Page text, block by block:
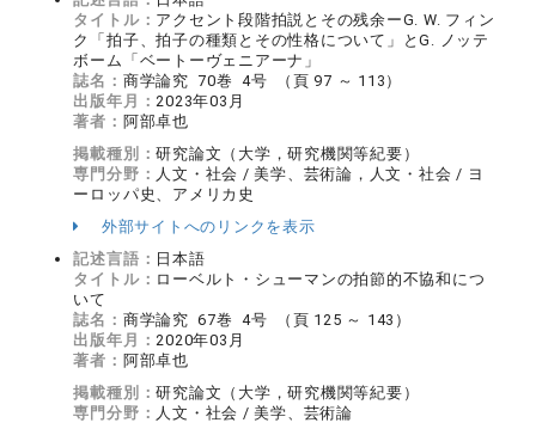
タイトル： アクセント段階拍説とその残余ーG. W. フィン
ク「拍子、拍子の種類とその性格について」とG. ノッテ
ボーム「ベートーヴェニアーナ」
誌名： 商学論究 70巻 4号 （頁 97 ～ 113）
出版年月：2023年03月
著者： 阿部卓也
掲載種別：研究論文（大学，研究機関等紀要）
専門分野： 人文・社会 / 美学、芸術論，人文・社会 / ヨ
ーロッパ史、アメリカ史
外部サイトへのリンクを表示
記述言語： 日本語
タイトル： ローベルト・シューマンの拍節的不協和につ
いて
誌名： 商学論究 67巻 4号 （頁 125 ～ 143）
出版年月：2020年03月
著者： 阿部卓也
掲載種別：研究論文（大学，研究機関等紀要）
専門分野： 人文・社会 / 美学、芸術論